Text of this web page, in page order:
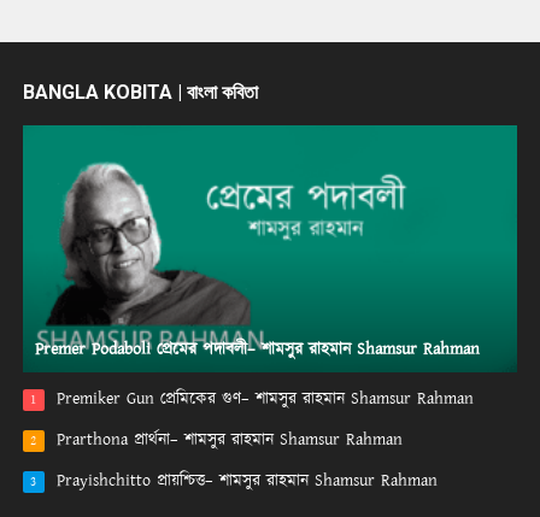
BANGLA KOBITA | বাংলা কবিতা
Premer Podaboli প্রেমের পদাবলী– শামসুর রাহমান Shamsur Rahman
1 Premiker Gun প্রেমিকের গুণ– শামসুর রাহমান Shamsur Rahman
2 Prarthona প্রার্থনা– শামসুর রাহমান Shamsur Rahman
3 Prayishchitto প্রায়শ্চিত্ত– শামসুর রাহমান Shamsur Rahman